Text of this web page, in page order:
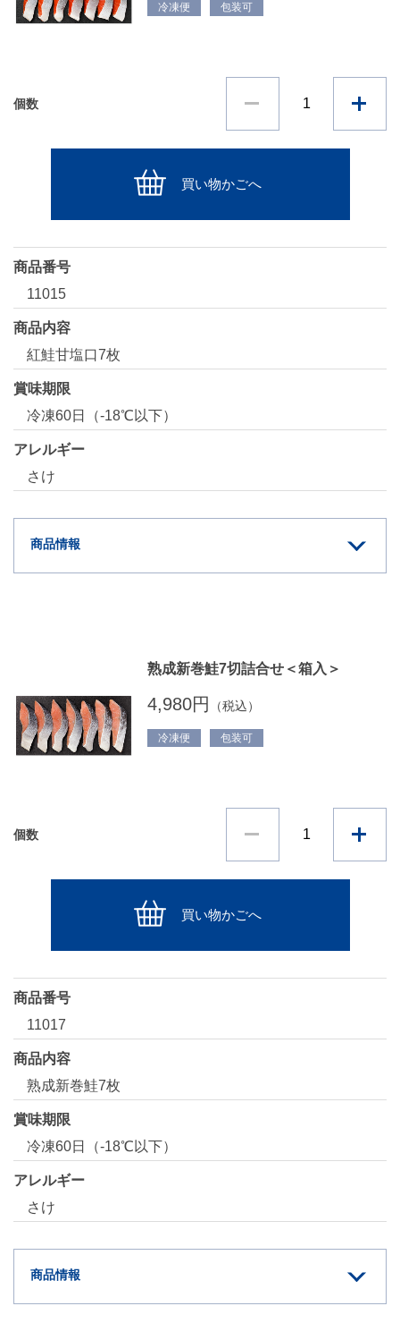
冷凍便 包装可
個数
買い物かごへ
商品番号
11015
商品内容
紅鮭甘塩口7枚
賞味期限
冷凍60日（-18℃以下）
アレルギー
さけ
商品情報
熟成新巻鮭7切詰合せ＜箱入＞
4,980円 （税込）
冷凍便 包装可
個数
買い物かごへ
商品番号
11017
商品内容
熟成新巻鮭7枚
賞味期限
冷凍60日（-18℃以下）
アレルギー
さけ
商品情報